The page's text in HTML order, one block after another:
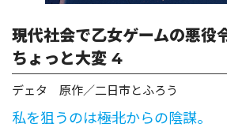
現代社会で乙女ゲームの悪役
ちょっと大変 4
デェタ 原作／二日市とふろう
私を狙うのは――極北からの陰謀。